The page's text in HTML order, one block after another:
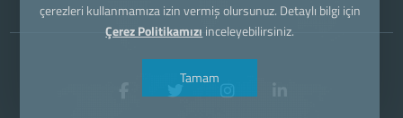
çerezleri kullanmamıza izin vermiş olursunuz. Detaylı bilgi için
Çerez Politikamızı inceleyebilirsiniz.
Tamam